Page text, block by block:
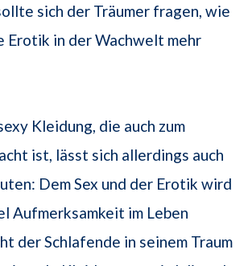
sich der Träumer fragen, wie
Erotik in der Wachwelt mehr
Kleidung, die auch zum
ist, lässt sich allerdings auch
Dem Sex und der Erotik wird
Aufmerksamkeit im Leben
der Schlafende in seinem Traum